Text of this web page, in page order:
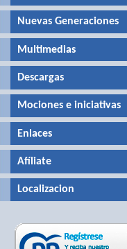
Nuevas Generaciones
Multimedias
Descargas
Mociones e iniciativas
Enlaces
Afíliate
Localizacion